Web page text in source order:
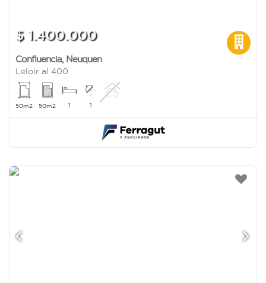
$ 1.400.000
Confluencia, Neuquen
Leloir al 400
50m2 50m2 1 1